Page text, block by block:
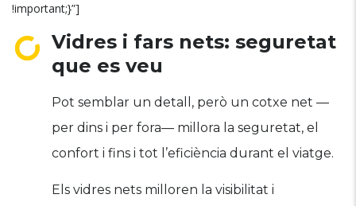
!important;}”]
Vidres i fars nets: seguretat
que es veu
Pot semblar un detall, però un cotxe net —
per dins i per fora— millora la seguretat, el
confort i fins i tot l’eficiència durant el viatge.
Els vidres nets milloren la visibilitat i